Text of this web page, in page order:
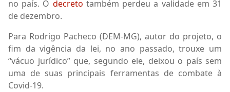
no país. O decreto também perdeu a validade em 31
de dezembro.
Para Rodrigo Pacheco (DEM-MG), autor do projeto, o
fim da vigência da lei, no ano passado, trouxe um
“vácuo jurídico” que, segundo ele, deixou o país sem
uma de suas principais ferramentas de combate à
Covid-19.